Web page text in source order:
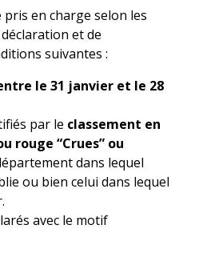
en charge selon les
et de
suivantes :
le 31 janvier et le 28
par le classement en
rouge “Crues” ou
dans lequel
ou bien celui dans lequel
avec le motif